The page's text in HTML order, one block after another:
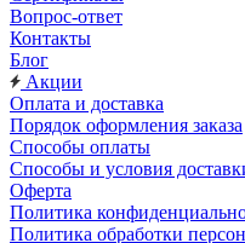
Вопрос-ответ
Контакты
Блог
Акции
Оплата и доставка
Порядок оформления заказа
Способы оплаты
Способы и условия
Оферта
Политика
Политика обработки